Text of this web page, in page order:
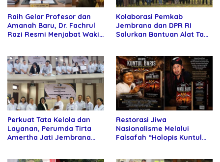
Raih Gelar Profesor dan
Amanah Baru, Dr. Fachrul
Razi Resmi Menjabat Wakil
Kolaborasi Pemkab
Jembrana dan DPR RI
Salurkan Bantuan Alat Tani
Perkuat Tata Kelola dan
Layanan, Perumda Tirta
Amertha Jati Jembrana
Restorasi Jiwa
Nasionalisme Melalui
Falsafah “Holopis Kuntul